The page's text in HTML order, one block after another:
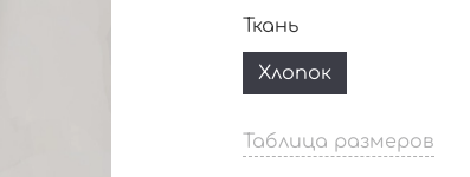
Таблица размеров
Ткань
Хлопок